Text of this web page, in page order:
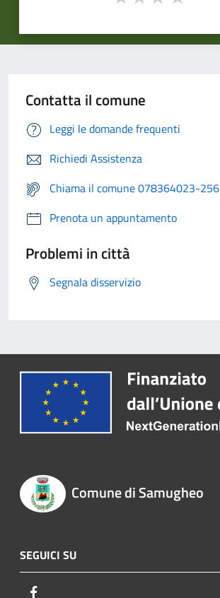
Contatta il comune
Leggi le domande frequenti
Richiedi Assistenza
Chiama il comune 078364023-256
Prenota un appuntamento
Problemi in città
Segnala disservizio
Comune di Samugheo
SEGUICI SU